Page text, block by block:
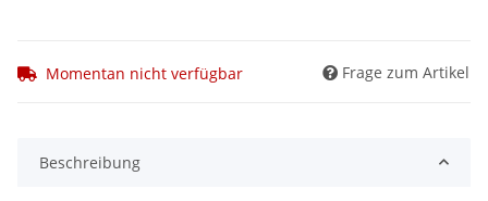
Momentan nicht verfügbar Frage zum Artikel
Beschreibung